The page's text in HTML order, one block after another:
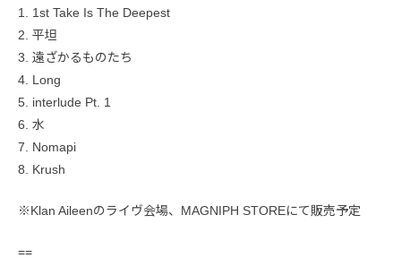
1. 1st Take Is The Deepest
2. 平坦
3. 遠ざかるものたち
4. Long
5. interlude Pt. 1
6. 水
7. Nomapi
8. Krush
※Klan Aileenのライヴ会場、MAGNIPH STOREにて販売予定
==